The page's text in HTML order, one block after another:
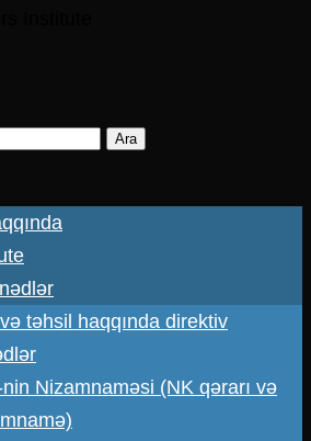
təhsil haqqında direktiv
Nizamnaməsi (NK qərarı və